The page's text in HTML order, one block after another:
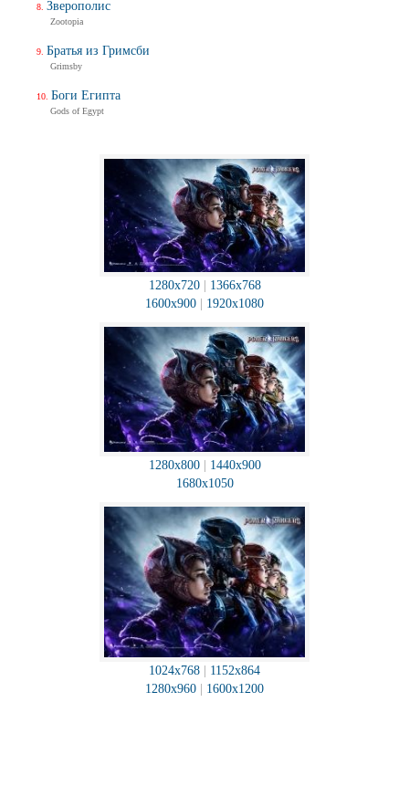
1280x720| 1366x768
1600x900 | 1920x1080
1280x800| 1440x900
1680x1050
1024x768
1152x864
1280x960
1600x1200
Зверополис
Zootopia
Братья из Гримсби
Grimsby
Боги Египта
Gods of Egypt